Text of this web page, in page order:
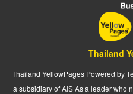
Thailand
Thailand YellowPages Powered by
a subsidiary of AIS As a leader who